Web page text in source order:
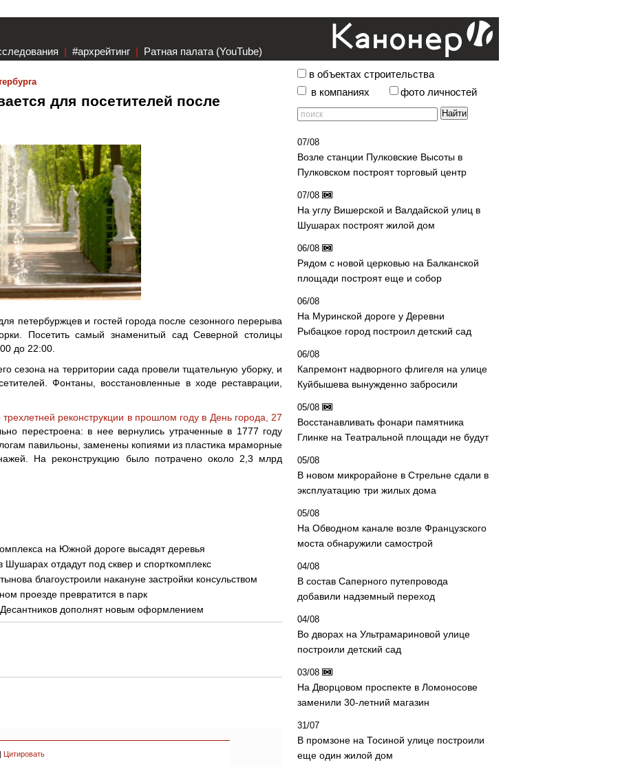
| #архрейтинг | Ратная палата (YouTube)
для посетителей после
петербуржцев и гостей города после сезонного перерыва
Посетить самый знаменитый сад Северной столицы
до 22:00.
сезона на территории сада провели тщательную уборку, и
Фонтаны, восстановленные в ходе реставрации,
реконструкции в прошлом году в День города, 27
перестроена: в нее вернулись утраченные в 1777 году
павильоны, заменены копиями из пластика мраморные
На реконструкцию было потрачено около 2,3 млрд
на Южной дороге высадят деревья
Шушарах отдадут под сквер и спорткомплекс
благоустроили накануне застройки консульством
проезде превратится в парк
дополнят новым оформлением
| Цитировать
в объектах строительства
в компаниях
фото личностей
07/08
Возле станции Пулковские Высоты в
Пулковском построят торговый центр
07/08
На углу Вишерской и Валдайской улиц в
Шушарах построят жилой дом
06/08
Рядом с новой церковью на Балканской
площади построят еще и собор
06/08
На Муринской дороге у Деревни
Рыбацкое город построил детский сад
06/08
Капремонт надворного флигеля на улице
Куйбышева вынужденно забросили
05/08
Восстанавливать фонари памятника
Глинке на Театральной площади не будут
05/08
В новом микрорайоне в Стрельне сдали в
эксплуатацию три жилых дома
05/08
На Обводном канале возле Французского
моста обнаружили самострой
04/08
В состав Саперного путепровода
добавили надземный переход
04/08
Во дворах на Ультрамариновой улице
построили детский сад
03/08
На Дворцовом проспекте в Ломоносове
заменили 30-летний магазин
31/07
В промзоне на Тосиной улице построили
еще один жилой дом